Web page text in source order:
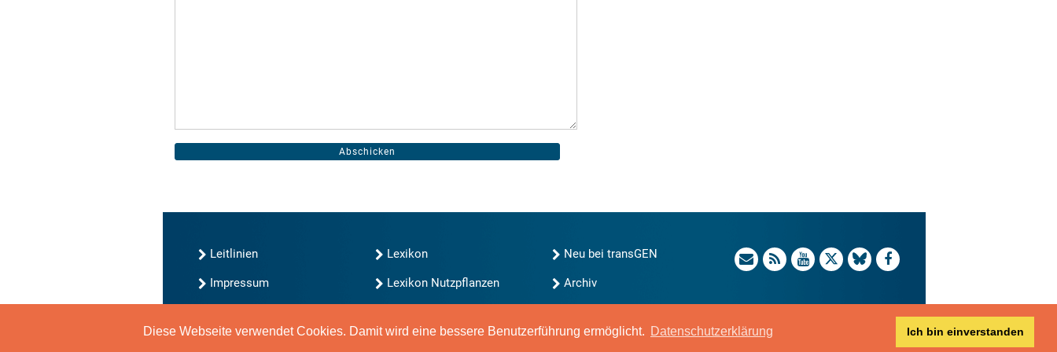
Diese Webseite verwendet Cookies. Damit wird eine bessere Benutzerführung ermöglicht. Datenschutzerklärung Ich bin einverstanden
Leitlinien
Impressum
Lexikon
Lexikon Nutzpflanzen
Neu bei transGEN
Archiv
Gene